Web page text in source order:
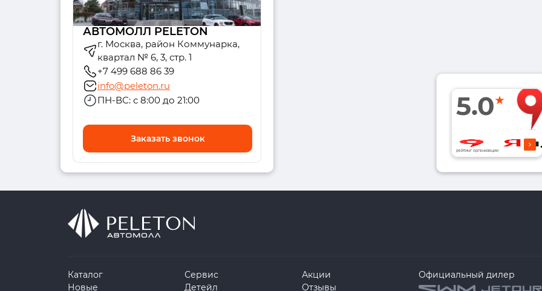
АВТОМОЛЛ PELETON
г. Москва, район Коммунарка,
квартал № 6, 3, стр. 1
+7 499 688 86 39
info@peleton.ru
ПН-ВС: с 8:00 до 21:00
Заказать звонок
5.0
рейтинг организации
Каталог
Новые
Сервис
Детейл
Акции
Отзывы
Официальный дилер